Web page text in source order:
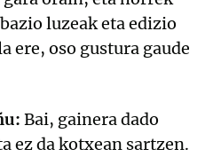
luzeak eta edizio
ere, oso gustura gaude
Bai, gainera dado
ez da kotxean sartzen.